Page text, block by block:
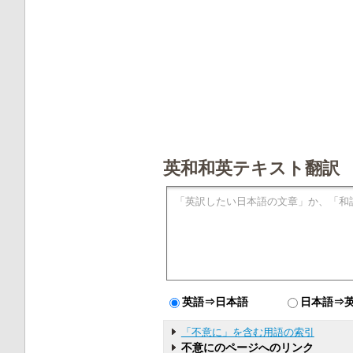
英和和英テキスト翻訳
英語⇒日本語 日本語⇒
「不意に」を含む用語の索引
不意にのページへのリンク